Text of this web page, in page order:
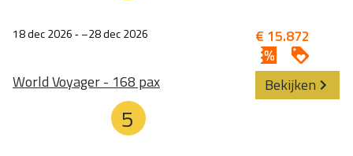
18 dec 2026‐ 28 dec 2026
World Voyager - 168 pax
€ 15.872
5
Bekijken